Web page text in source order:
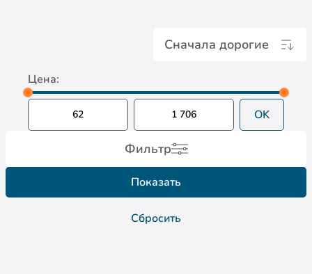
Сначала дорогие
Цена:
OK
Фильтр
Показать
Сбросить